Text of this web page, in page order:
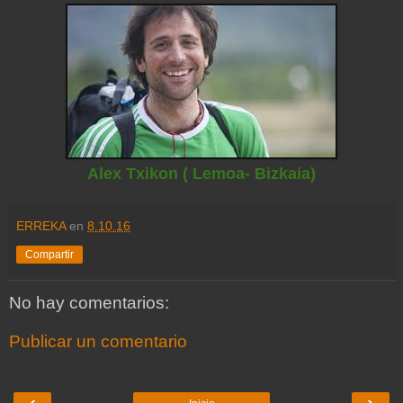
Alex Txikon ( Lemoa- Bizkaia)
ERREKA en 8.10.16
Compartir
No hay comentarios:
Publicar un comentario